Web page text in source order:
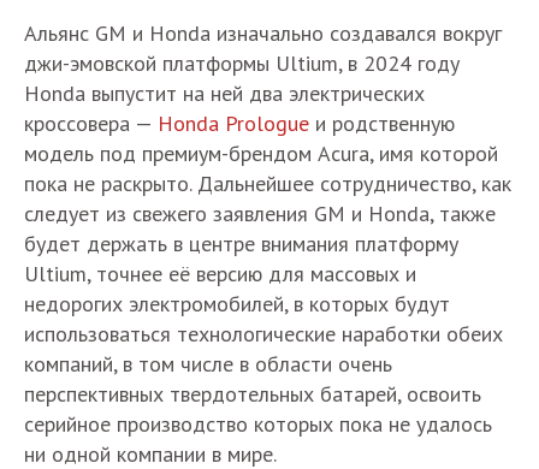
Альянс GM и Honda изначально создавался вокруг
джи-эмовской платформы Ultium, в 2024 году
Honda выпустит на ней два электрических
кроссовера — Honda Prologue и родственную
модель под премиум-брендом Acura, имя которой
пока не раскрыто. Дальнейшее сотрудничество, как
следует из свежего заявления GM и Honda, также
будет держать в центре внимания платформу
Ultium, точнее её версию для массовых и
недорогих электромобилей, в которых будут
использоваться технологические наработки обеих
компаний, в том числе в области очень
перспективных твердотельных батарей, освоить
серийное производство которых пока не удалось
ни одной компании в мире.